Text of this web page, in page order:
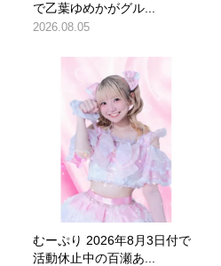
で乙葉ゆめかがグル...
2026.08.05
むーぷり 2026年8月3日付で
活動休止中の百瀬あ...